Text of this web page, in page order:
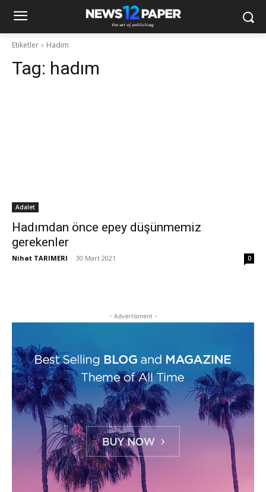
Etiketler Hadım
Tag: hadım
Adalet
Hadımdan önce epey düşünmemiz
gerekenler
Nihat TARIMERI - 30 Mart 2021 0
- Advertisment -